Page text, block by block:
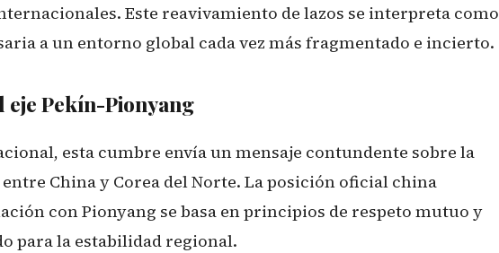
Este reavivamiento de lazos se interpreta como
a un entorno global cada vez más fragmentado e incierto.
eje Pekín-Pionyang
esta cumbre envía un mensaje contundente sobre la
China y Corea del Norte. La posición oficial china
con Pionyang se basa en principios de respeto mutuo y
para la estabilidad regional.